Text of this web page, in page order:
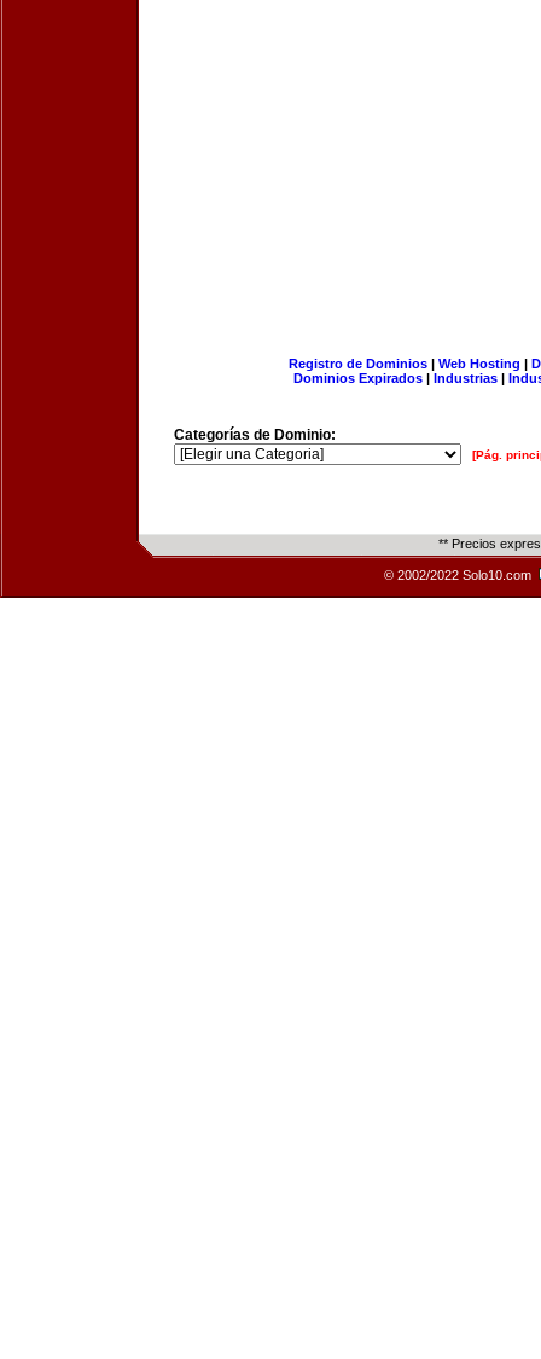
Registro de Dominios| Web Hosting |
Dominios Expirados | Industrias |
Categorías de Dominio:
[Pág.
** Precios
© 2002/2022 Solo10.com